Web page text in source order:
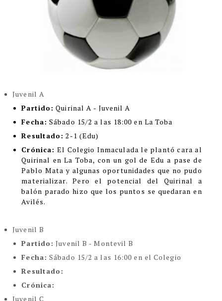
Juvenil A
Partido: Quirinal A - Juvenil A
Fecha: Sábado 15/2 a las 18:00 en La Toba
Resultado: 2-1 (Edu)
Crónica: El Colegio Inmaculada le plantó cara al
Quirinal en La Toba, con un gol de Edu a pase de
Pablo Mata y algunas oportunidades que no pudo
materializar. Pero el potencial del Quirinal a
balón parado hizo que los puntos se quedaran en
Avilés.
Juvenil B
Partido: Juvenil B - Montevil B
Fecha: Sábado 15/2 a las 16:00 en el Colegio
Resultado:
Crónica:
Juvenil C